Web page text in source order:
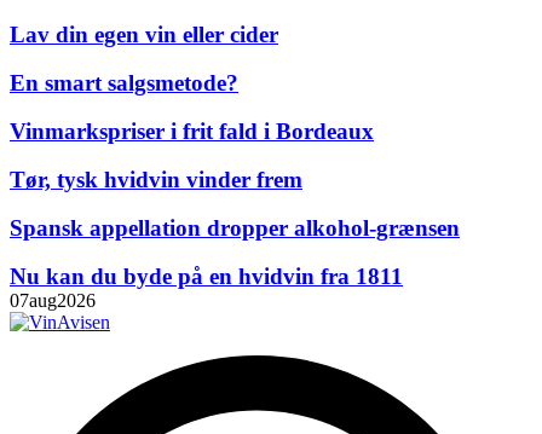
Lav din egen vin eller cider
En smart salgsmetode?
Vinmarkspriser i frit fald i Bordeaux
Tør, tysk hvidvin vinder frem
Spansk appellation dropper alkohol-grænsen
Nu kan du byde på en hvidvin fra 1811
07aug2026